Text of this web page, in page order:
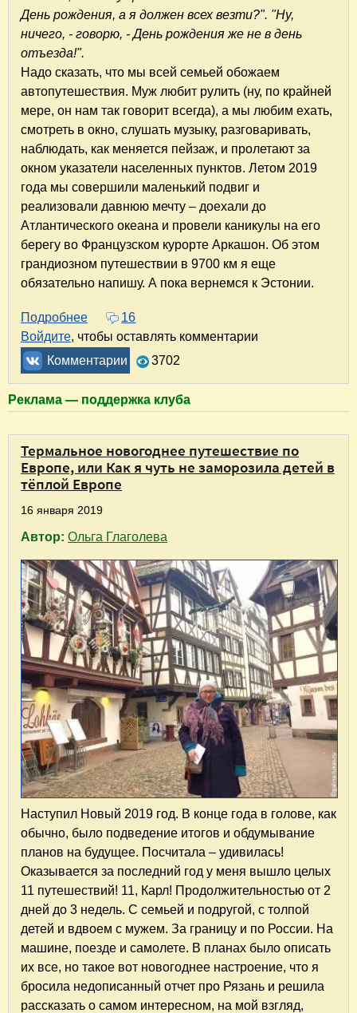
День рождения, а я должен всех везти?". "Ну,
ничего, - говорю, - День рождения же не в день
отъезда!".
Надо сказать, что мы всей семьей обожаем
автопутешествия. Муж любит рулить (ну, по крайней
мере, он нам так говорит всегда), а мы любим ехать,
смотреть в окно, слушать музыку, разговаривать,
наблюдать, как меняется пейзаж, и пролетают за
окном указатели населенных пунктов. Летом 2019
года мы совершили маленький подвиг и
реализовали давнюю мечту – доехали до
Атлантического океана и провели каникулы на его
берегу во Французском курорте Аркашон. Об этом
грандиозном путешествии в 9700 км я еще
обязательно напишу. А пока вернемся к Эстонии.
Подробнее о Из Москвы в Эстонию на машине. Зимний
16
Войдите, чтобы оставлять комментарии
Комментарии
3702
Реклама — поддержка клуба
Термальное новогоднее путешествие по
Европе, или Как я чуть не заморозила детей в
тёплой Европе
16 января 2019
Автор: Ольга Глаголева
Наступил Новый 2019 год. В конце года в голове, как
обычно, было подведение итогов и обдумывание
планов на будущее. Посчитала – удивилась!
Оказывается за последний год у меня вышло целых
11 путешествий! 11, Карл! Продолжительностью от 2
дней до 3 недель. С семьей и подругой, с толпой
детей и вдвоем с мужем. За границу и по России. На
машине, поезде и самолете. В планах было описать
их все, но такое вот новогоднее настроение, что я
бросила недописанный отчет про Рязань и решила
рассказать о самом интересном, на мой взгляд,